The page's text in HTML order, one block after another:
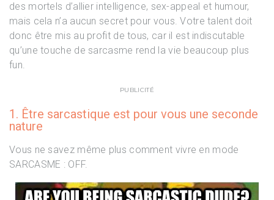
des mortels d’allier intelligence, sex-appeal et humour,
mais cela n’a aucun secret pour vous. Votre talent doit
donc être mis au profit de tous, car il est indiscutable
qu’une touche de sarcasme rend la vie beaucoup plus
fun.
PUBLICITÉ
1. Être sarcastique est pour vous une seconde
nature
Vous ne savez même plus comment vivre en mode
SARCASME : OFF.